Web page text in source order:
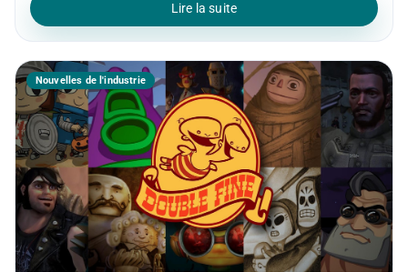
Lire la suite
Nouvelles de l'industrie